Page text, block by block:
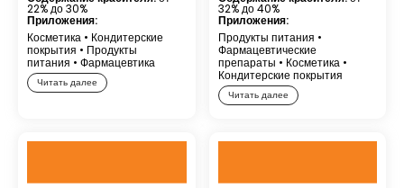
22% до 30%
Приложения:
Косметика • Кондитерские
покрытия • Продукты
питания • Фармацевтика
Читать далее
32% до 40%
Приложения:
Продукты питания •
Фармацевтические
препараты • Косметика•
Кондитерские покрытия
Читать далее